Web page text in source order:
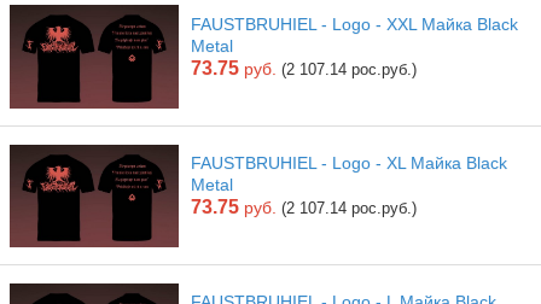
FAUSTBRUHIEL - Logo - XXL Майка Black
Metal
73.75 руб. (2 107.14 рос.руб.)
FAUSTBRUHIEL - Logo - XL Майка Black
Metal
73.75 руб. (2 107.14 рос.руб.)